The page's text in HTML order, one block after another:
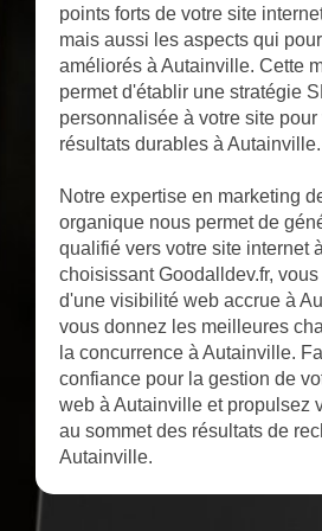
points forts de votre site
mais aussi les aspects qui
améliorés à Autainville. Cette
permet d'établir une stratégie
personnalisée à votre site
résultats durables à Autainville.
Notre expertise en marketing
organique nous permet de
qualifié vers votre site internet
choisissant Goodalldev.fr,
d'une visibilité web accrue à
vous donnez les meilleures
la concurrence à Autainville.
confiance pour la gestion de
web à Autainville et propulsez
au sommet des résultats de
Autainville.